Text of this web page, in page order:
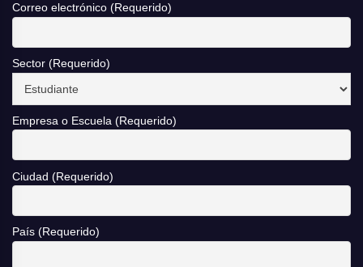
Correo electrónico (Requerido)
Sector (Requerido)
Empresa o Escuela (Requerido)
Ciudad (Requerido)
País (Requerido)